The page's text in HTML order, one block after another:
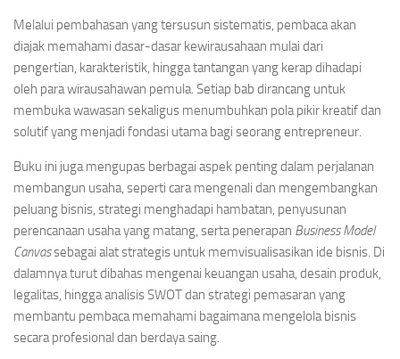
Melalui pembahasan yang tersusun sistematis, pembaca akan
diajak memahami dasar-dasar kewirausahaan mulai dari
pengertian, karakteristik, hingga tantangan yang kerap dihadapi
oleh para wirausahawan pemula. Setiap bab dirancang untuk
membuka wawasan sekaligus menumbuhkan pola pikir kreatif dan
solutif yang menjadi fondasi utama bagi seorang entrepreneur.
Buku ini juga mengupas berbagai aspek penting dalam perjalanan
membangun usaha, seperti cara mengenali dan mengembangkan
peluang bisnis, strategi menghadapi hambatan, penyusunan
perencanaan usaha yang matang, serta penerapan Business Model
Canvassebagai alat strategis untuk memvisualisasikan ide bisnis. Di
dalamnya turut dibahas mengenai keuangan usaha, desain produk,
legalitas, hingga analisis SWOT dan strategi pemasaran yang
membantu pembaca memahami bagaimana mengelola bisnis
secara profesional dan berdaya saing.